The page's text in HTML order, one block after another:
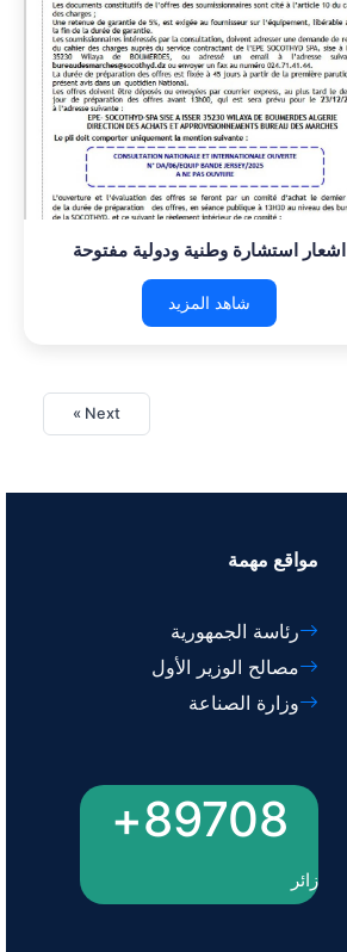
اشعار استشارة وطنية ودولية مفتوحة
شاهد المزيد
Next »
مواقع مهمة
رئاسة الجمهورية
مصالح الوزير الأول
وزارة الصناعة
89708+
زائر